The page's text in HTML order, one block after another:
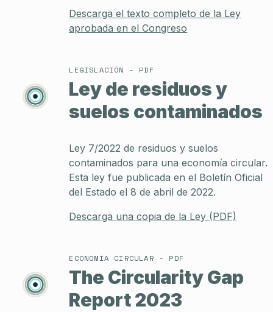
Descarga el texto completo de la Ley
aprobada en el Congreso
LEGISLACIÓN - PDF
Ley de residuos y
suelos contaminados
Ley 7/2022 de residuos y suelos
contaminados para una economía circular.
Esta ley fue publicada en el Boletín Oficial
del Estado el 8 de abril de 2022.
Descarga una copia de la Ley (PDF)
ECONOMÍA CIRCULAR - PDF
The Circularity Gap
Report 2023